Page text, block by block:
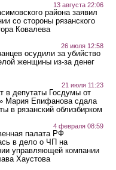
13 августа 22:06
района заявил
со стороны рязанского
Ковалева
26 июля 12:58
осудили за убийство
женщины из-за денег
21 июля 11:23
в депутаты Госдумы от
Мария Епифанова сдала
в рязанский облизбирком
4 февраля 08:59
палата РФ
в дело о ЧП на
управляющей компании
Хаустова